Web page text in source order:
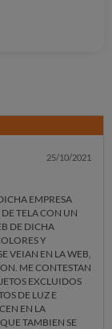
25/10/2021
EMPRESA
TELA CON UN
DE DICHA
Y
VEIAN EN LA WEB,
ME CONTESTAN
EXCLUIDOS
DE LUZ E
EN LA
TAMBIEN SE